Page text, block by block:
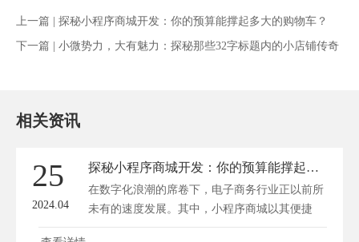
上一篇 | 探秘小程序商城开发：你的预算能撑起多大的购物车？
下一篇 | 小微势力，大有魅力：探秘那些32字标题内的小店铺传奇
相关资讯
25
2024.04
探秘小程序商城开发：你的预算能撑起多大的购物车？
在数字化浪潮的席卷下，电子商务行业正以前所
未有的速度发展。其中，小程序商城以其便捷
性...